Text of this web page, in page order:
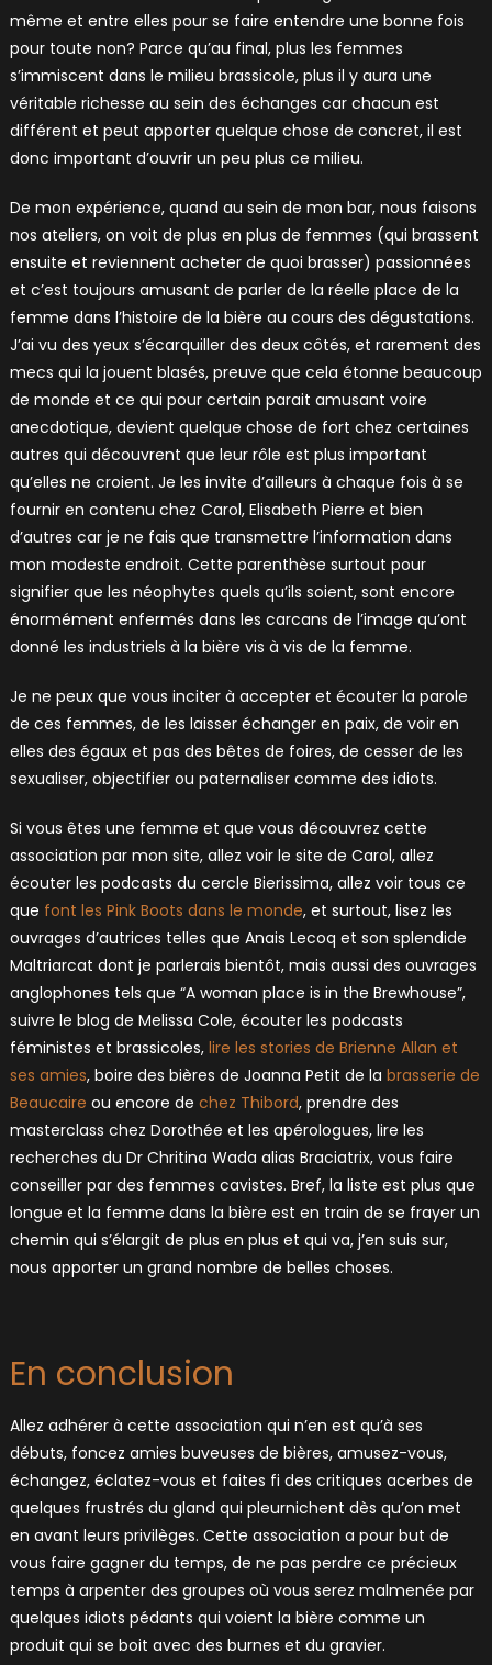
même et entre elles pour se faire entendre une bonne fois
pour toute non? Parce qu’au final, plus les femmes
s’immiscent dans le milieu brassicole, plus il y aura une
véritable richesse au sein des échanges car chacun est
différent et peut apporter quelque chose de concret, il est
donc important d’ouvrir un peu plus ce milieu.
De mon expérience, quand au sein de mon bar, nous faisons
nos ateliers, on voit de plus en plus de femmes (qui brassent
ensuite et reviennent acheter de quoi brasser) passionnées
et c’est toujours amusant de parler de la réelle place de la
femme dans l’histoire de la bière au cours des dégustations.
J’ai vu des yeux s’écarquiller des deux côtés, et rarement des
mecs qui la jouent blasés, preuve que cela étonne beaucoup
de monde et ce qui pour certain parait amusant voire
anecdotique, devient quelque chose de fort chez certaines
autres qui découvrent que leur rôle est plus important
qu’elles ne croient. Je les invite d’ailleurs à chaque fois à se
fournir en contenu chez Carol, Elisabeth Pierre et bien
d’autres car je ne fais que transmettre l’information dans
mon modeste endroit. Cette parenthèse surtout pour
signifier que les néophytes quels qu’ils soient, sont encore
énormément enfermés dans les carcans de l’image qu’ont
donné les industriels à la bière vis à vis de la femme.
Je ne peux que vous inciter à accepter et écouter la parole
de ces femmes, de les laisser échanger en paix, de voir en
elles des égaux et pas des bêtes de foires, de cesser de les
sexualiser, objectifier ou paternaliser comme des idiots.
Si vous êtes une femme et que vous découvrez cette
association par mon site, allez voir le site de Carol, allez
écouter les podcasts du cercle Bierissima, allez voir tous ce
que font les Pink Boots dans le monde, et surtout, lisez les
ouvrages d’autrices telles que Anais Lecoq et son splendide
Maltriarcat dont je parlerais bientôt, mais aussi des ouvrages
anglophones tels que “A woman place is in the Brewhouse”,
suivre le blog de Melissa Cole, écouter les podcasts
féministes et brassicoles,lire les stories de Brienne Allan et
ses amies, boire des bières de Joanna Petit de la brasserie de
Beaucaire ou encore de chez Thibord, prendre des
masterclass chez Dorothée et les apérologues, lire les
recherches du Dr Chritina Wada alias Braciatrix, vous faire
conseiller par des femmes cavistes. Bref, la liste est plus que
longue et la femme dans la bière est en train de se frayer un
chemin qui s’élargit de plus en plus et qui va, j’en suis sur,
nous apporter un grand nombre de belles choses.
En conclusion
Allez adhérer à cette association qui n’en est qu’à ses
débuts, foncez amies buveuses de bières, amusez-vous,
échangez, éclatez-vous et faites fi des critiques acerbes de
quelques frustrés du gland qui pleurnichent dès qu’on met
en avant leurs privilèges. Cette association a pour but de
vous faire gagner du temps, de ne pas perdre ce précieux
temps à arpenter des groupes où vous serez malmenée par
quelques idiots pédants qui voient la bière comme un
produit qui se boit avec des burnes et du gravier.